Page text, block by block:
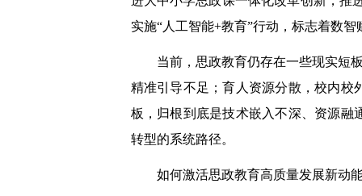
实施“人工智能+教育”行动，标志着数
当前，思政教育仍存在一些现实短
精准引导不足；育人资源分散，校内校
板，归根到底是技术嵌入不深、资源融
转型的系统路径。
如何激活思政教育高质量发展新动